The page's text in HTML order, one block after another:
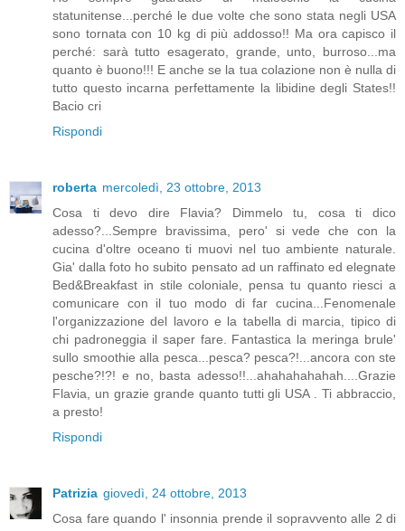
statunitense...perché le due volte che sono stata negli USA
sono tornata con 10 kg di più addosso!! Ma ora capisco il
perché: sarà tutto esagerato, grande, unto, burroso...ma
quanto è buono!!! E anche se la tua colazione non è nulla di
tutto questo incarna perfettamente la libidine degli States!!
Bacio cri
Rispondi
roberta mercoledì, 23 ottobre, 2013
Cosa ti devo dire Flavia? Dimmelo tu, cosa ti dico
adesso?...Sempre bravissima, pero' si vede che con la
cucina d'oltre oceano ti muovi nel tuo ambiente naturale.
Gia' dalla foto ho subito pensato ad un raffinato ed elegnate
Bed&Breakfast in stile coloniale, pensa tu quanto riesci a
comunicare con il tuo modo di far cucina...Fenomenale
l'organizzazione del lavoro e la tabella di marcia, tipico di
chi padroneggia il saper fare. Fantastica la meringa brule'
sullo smoothie alla pesca...pesca? pesca?!...ancora con ste
pesche?!?! e no, basta adesso!!...ahahahahahah....Grazie
Flavia, un grazie grande quanto tutti gli USA . Ti abbraccio,
a presto!
Rispondi
Patrizia giovedì, 24 ottobre, 2013
Cosa fare quando l' insonnia prende il sopravvento alle 2 di